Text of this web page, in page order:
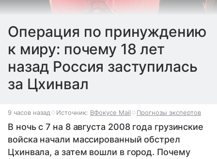
Операция по принуждению
к миру: почему 18 лет
назад Россия заступилась
за Цхинвал
9 часов назад Источник: ВФокусе Mail Прогнозы экспертов
В ночь с 7 на 8 августа 2008 года грузинские
войска начали массированный обстрел
Цхинвала, а затем вошли в город. Почему